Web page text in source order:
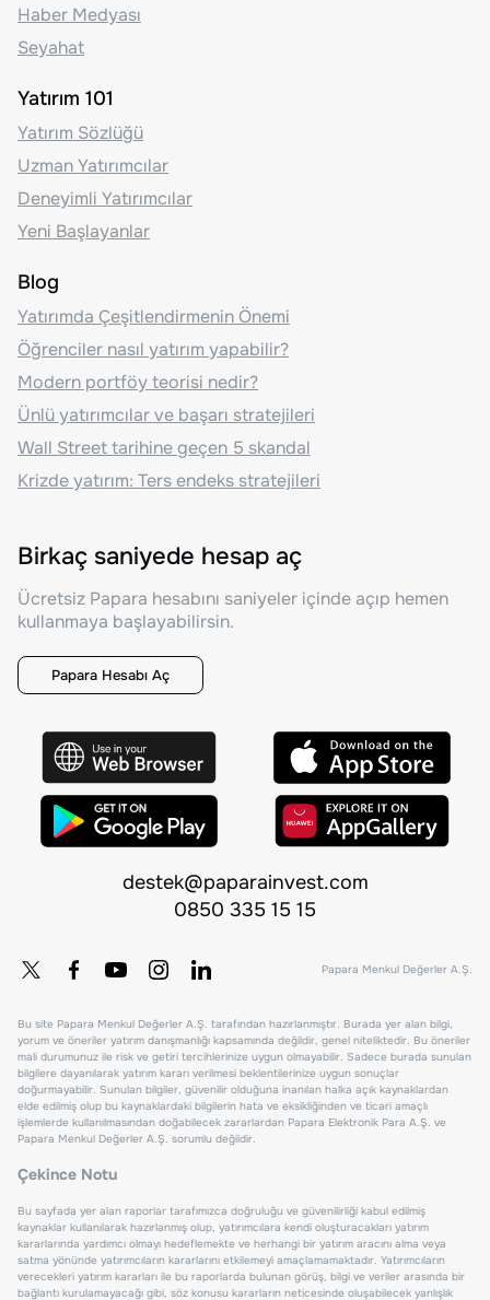
Haber Medyası
Seyahat
Yatırım 101
Yatırım Sözlüğü
Uzman Yatırımcılar
Deneyimli Yatırımcılar
Yeni Başlayanlar
Blog
Yatırımda Çeşitlendirmenin Önemi
Öğrenciler nasıl yatırım yapabilir?
Modern portföy teorisi nedir?
Ünlü yatırımcılar ve başarı stratejileri
Wall Street tarihine geçen 5 skandal
Krizde yatırım: Ters endeks stratejileri
Birkaç saniyede hesap aç
Ücretsiz Papara hesabını saniyeler içinde açıp hemen
kullanmaya başlayabilirsin.
Papara Hesabı Aç
destek@paparainvest.com
0850 335 15 15
Papara Menkul Değerler A.Ş.
Bu site Papara Menkul Değerler A.Ş. tarafından hazırlanmıştır. Burada yer alan bilgi,
yorum ve öneriler yatırım danışmanlığı kapsamında değildir, genel niteliktedir. Bu öneriler
mali durumunuz ile risk ve getiri tercihlerinize uygun olmayabilir. Sadece burada sunulan
bilgilere dayanılarak yatırım kararı verilmesi beklentilerinize uygun sonuçlar
doğurmayabilir. Sunulan bilgiler, güvenilir olduğuna inanılan halka açık kaynaklardan
elde edilmiş olup bu kaynaklardaki bilgilerin hata ve eksikliğinden ve ticari amaçlı
işlemlerde kullanılmasından doğabilecek zararlardan Papara Elektronik Para A.Ş. ve
Papara Menkul Değerler A.Ş. sorumlu değildir.
Çekince Notu
Bu sayfada yer alan raporlar tarafımızca doğruluğu ve güvenilirliği kabul edilmiş
kaynaklar kullanılarak hazırlanmış olup, yatırımcılara kendi oluşturacakları yatırım
kararlarında yardımcı olmayı hedeflemekte ve herhangi bir yatırım aracını alma veya
satma yönünde yatırımcıların kararlarını etkilemeyi amaçlamamaktadır. Yatırımcıların
verecekleri yatırım kararları ile bu raporlarda bulunan görüş, bilgi ve veriler arasında bir
bağlantı kurulamayacağı gibi, söz konusu kararların neticesinde oluşabilecek yanlışlık